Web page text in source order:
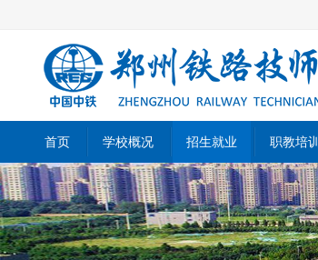
首页 学校概况 招生就业 职教培训